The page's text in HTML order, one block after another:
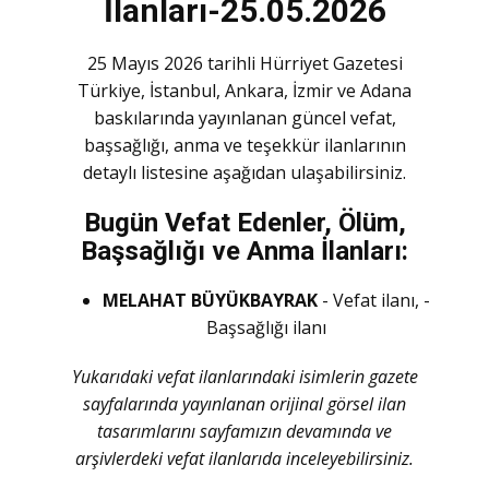
İlanları-25.05.2026
25 Mayıs 2026 tarihli Hürriyet Gazetesi
Türkiye, İstanbul, Ankara, İzmir ve Adana
baskılarında yayınlanan güncel vefat,
başsağlığı, anma ve teşekkür ilanlarının
detaylı listesine aşağıdan ulaşabilirsiniz.
Bugün Vefat Edenler, Ölüm,
Başsağlığı ve Anma İlanları:
MELAHAT BÜYÜKBAYRAK - Vefat ilanı, -
Başsağlığı ilanı
Yukarıdaki vefat ilanlarındaki isimlerin gazete
sayfalarında yayınlanan orijinal görsel ilan
tasarımlarını sayfamızın devamında ve
arşivlerdeki vefat ilanlarıda inceleyebilirsiniz.